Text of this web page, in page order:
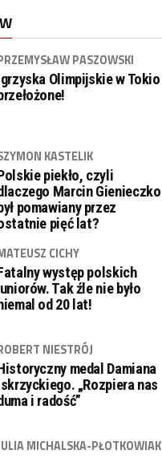
PASZOWSKI
Olimpijskie w Tokio
KASTELIK
piekło, czyli
Marcin Gienieczko
był pomawiany przez
pięć lat?
CICHY
występ polskich
Tak źle nie było
od 20 lat!
NIESTRÓJ
medal Damiana
„Rozpiera nas
i radość”
MICHALSKA-PŁOTKOWIAK